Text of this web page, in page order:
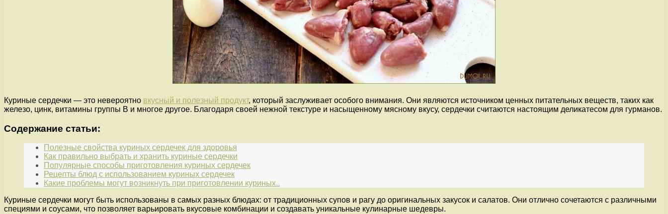
Куриные сердечки — это невероятно вкусный и полезный продукт, который заслуживает особого внимания. Они являются источником ценных питательных веществ, таких как
железо, цинк, витамины группы В и многое другое. Благодаря своей нежной текстуре и насыщенному мясному вкусу, сердечки считаются настоящим деликатесом для гурманов.
Содержание статьи:
Полезные свойства куриных сердечек для здоровья
Как правильно выбрать и хранить куриные сердечки
Популярные способы приготовления куриных сердечек
Рецепты блюд с использованием куриных сердечек
Какие проблемы могут возникнуть при приготовлении куриных..
Куриные сердечки могут быть использованы в самых разных блюдах: от традиционных супов и рагу до оригинальных закусок и салатов. Они отлично сочетаются с различными
специями и соусами, что позволяет варьировать вкусовые комбинации и создавать уникальные кулинарные шедевры.